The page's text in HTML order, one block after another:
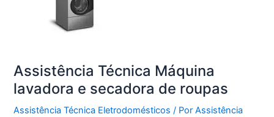
Assistência Técnica Máquina
lavadora e secadora de roupas
Assistência Técnica Eletrodomésticos / PorAssistência